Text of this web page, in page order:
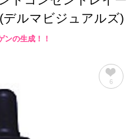
デルマビジュアルズ)
ンの生成！！
6